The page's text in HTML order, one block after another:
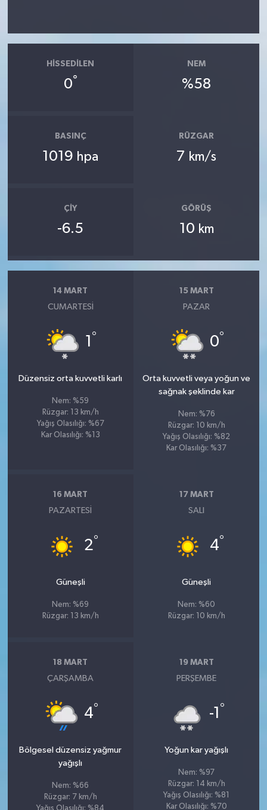
HISSEDILEN
0°
NEM
%58
BASINÇ
1019 hpa
RÜZGAR
7 km/s
ÇIY
-6.5
GÖRÜŞ
10 km
14 MART
CUMARTESI
1 °
Düzensiz orta kuvvetli karlı
Nem: %59
Rüzgar: 13 km/h
Yağış Olasılığı: %67
Kar Olasılığı: %13
15 MART
PAZAR
0°
Orta kuvvetli veya yoğun ve
sağnak şeklinde kar
Nem: %76
Rüzgar: 10 km/h
Yağış Olasılığı: %82
Kar Olasılığı: %37
16 MART
PAZARTESI
2°
Güneşli
Nem: %69
Rüzgar: 13 km/h
17 MART
SALI
4°
Güneşli
Nem: %60
Rüzgar: 10 km/h
18 MART
ÇARŞAMBA
4°
Bölgesel düzensiz yağmur
yağışlı
Nem: %66
Rüzgar: 7 km/h
19 MART
PERŞEMBE
-1 °
Yoğun kar yağışlı
Nem: %97
Rüzgar: 14 km/h
Yağış Olasılığı: %81
Kar Olasılığı: %70